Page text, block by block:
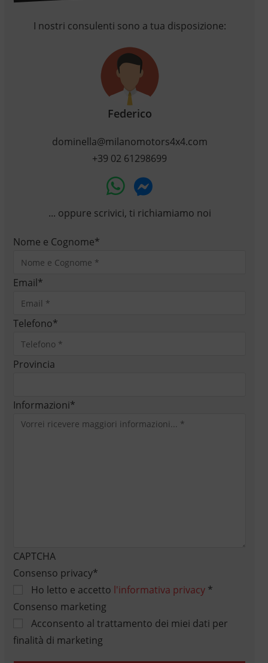
I nostri consulenti sono a tua disposizione:
Federico
dominella@milanomotors4x4.com
+39 02 61298699
... oppure scrivici, ti richiamiamo noi
Nome e Cognome*
Email*
Telefono*
Provincia
Informazioni*
CAPTCHA
Consenso privacy*
Ho letto e accetto l'informativa privacy*
Consenso marketing
Acconsento al trattamento dei miei dati per
finalità di marketing